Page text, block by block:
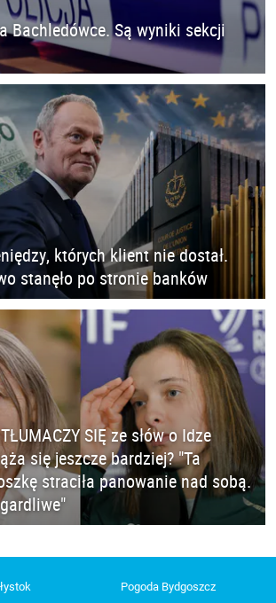
Bachledówce. Są wyniki sekcji
których klient nie dostał.
stanęło po stronie banków
SIĘ ze słów o Idze
się jeszcze bardziej? "Ta
straciła panowanie nad sobą.
Pogoda Bydgoszcz